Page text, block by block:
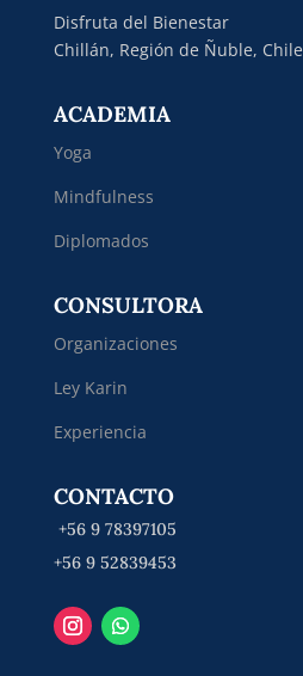
Disfruta del Bienestar
Chillán, Región de Ñuble, Chile
ACADEMIA
Yoga
Mindfulness
Diplomados
CONSULTORA
Organizaciones
Ley Karin
Experiencia
CONTACTO
+56 9 78397105
+56 9 52839453